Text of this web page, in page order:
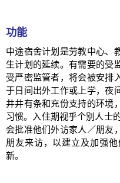
功能
中途宿舍计划是劳教中心、
生计划的延续。有需要的受
受严密监管者，将会被安排
于日间出外工作或上学，夜
井井有条和充份支持的环境
习惯。入住期视乎个别人士
会批准他们外访家人／朋友
朋友来访，以建立及加强
新。